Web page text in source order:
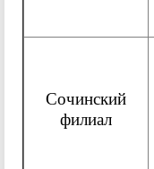
Сочинский
филиал